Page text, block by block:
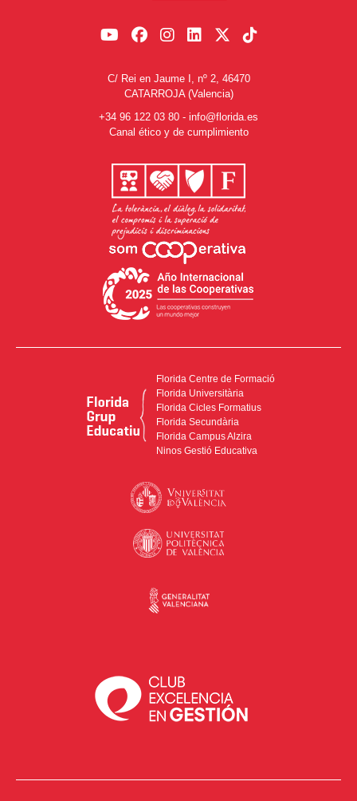
C/ Rei en Jaume I, nº 2, 46470
CATARROJA (Valencia)
+34 96 122 03 80 - info@florida.es
Canal ético y de cumplimiento
Florida Centre de Formació
Florida Universitària
Florida Cicles Formatius
Florida Secundària
Florida Campus Alzira
Ninos Gestió Educativa